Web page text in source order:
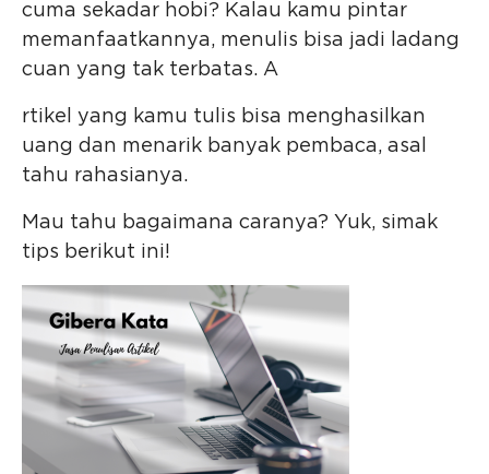
cuma sekadar hobi? Kalau kamu pintar
memanfaatkannya, menulis bisa jadi ladang
cuan yang tak terbatas. A
rtikel yang kamu tulis bisa menghasilkan
uang dan menarik banyak pembaca, asal
tahu rahasianya.
Mau tahu bagaimana caranya? Yuk, simak
tips berikut ini!